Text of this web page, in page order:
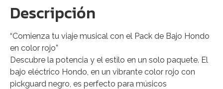
Descripción
“Comienza tu viaje musical con el Pack de Bajo Hondo
en color rojo”
Descubre la potencia y el estilo en un solo paquete. El
bajo eléctrico Hondo, en un vibrante color rojo con
pickguard negro, es perfecto para músicos